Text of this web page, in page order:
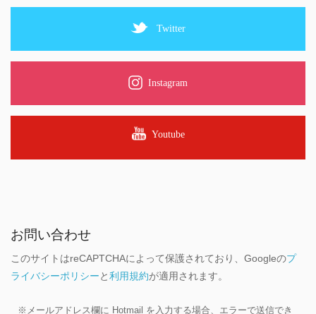
Twitter
Instagram
Youtube
お問い合わせ
このサイトはreCAPTCHAによって保護されており、Googleのプ
ライバシーポリシーと利用規約が適用されます。
※メールアドレス欄に Hotmail を入力する場合、エラーで送信でき